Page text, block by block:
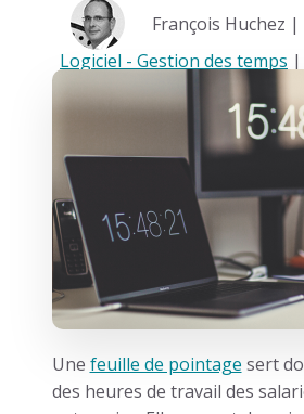
François Huchez |
Logiciel - Gestion des temps |
Une feuille de pointage sert
des heures de travail des